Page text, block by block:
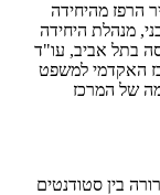
הרפז מהיחידה
מנהלת היחידה
בתל אביב, עו"ד
האקדמי למשפט
של המרכז
בין סטודנטים